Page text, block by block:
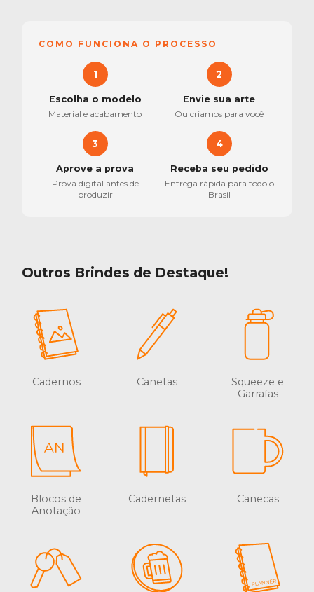
COMO FUNCIONA O PROCESSO
1
Escolha o modelo
Material e acabamento
2
Envie sua arte
Ou criamos para você
3
Aprove a prova
Prova digital antes de
produzir
4
Receba seu pedido
Entrega rápida para todo o
Brasil
Outros Brindes de Destaque!
Cadernos Canetas
Squeeze e
Garrafas
Blocos de
Anotação
Cadernetas Canecas